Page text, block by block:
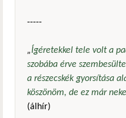
-----
„Ígéretekkel tele volt a
szobába érve
a részecskék gyorsítása
köszönöm, de ez már
(álhír)